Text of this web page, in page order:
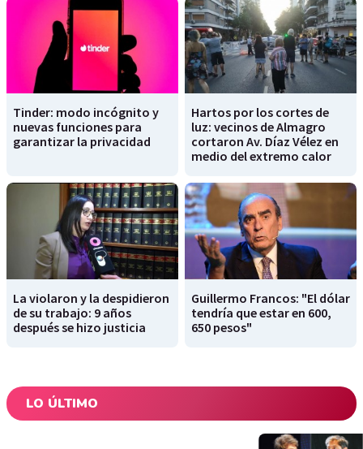
Tinder: modo incógnito y
nuevas funciones para
garantizar la privacidad
Hartos por los cortes de
luz: vecinos de Almagro
cortaron Av. Díaz Vélez en
medio del extremo calor
La violaron y la despidieron
de su trabajo: 9 años
después se hizo justicia
Guillermo Francos: "El dólar
tendría que estar en 600,
650 pesos"
LO ÚLTIMO